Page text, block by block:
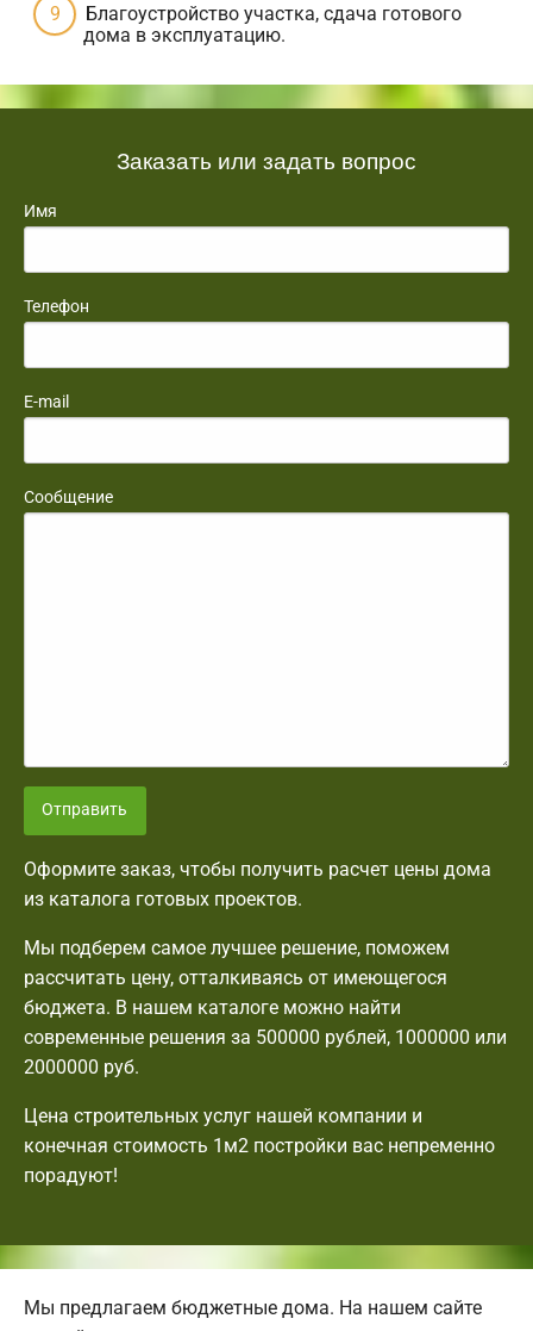
Благоустройство участка, сдача готового
дома в эксплуатацию.
Заказать или задать вопрос
Имя
Телефон
E-mail
Сообщение
Отправить
Оформите заказ, чтобы получить расчет цены дома
из каталога готовых проектов.
Мы подберем самое лучшее решение, поможем
рассчитать цену, отталкиваясь от имеющегося
бюджета. В нашем каталоге можно найти
современные решения за 500000 рублей, 1000000 или
2000000 руб.
Цена строительных услуг нашей компании и
конечная стоимость 1м2 постройки вас непременно
порадуют!
Мы предлагаем бюджетные дома. На нашем сайте